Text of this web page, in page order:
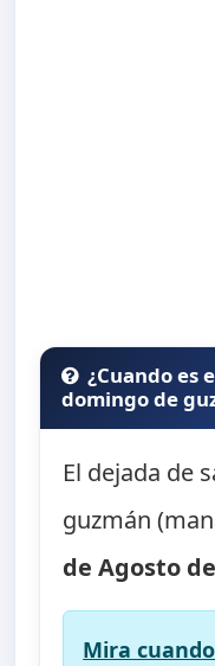
¿Cuando es
domingo de
El dejada de
guzmán
de Agosto
Mira